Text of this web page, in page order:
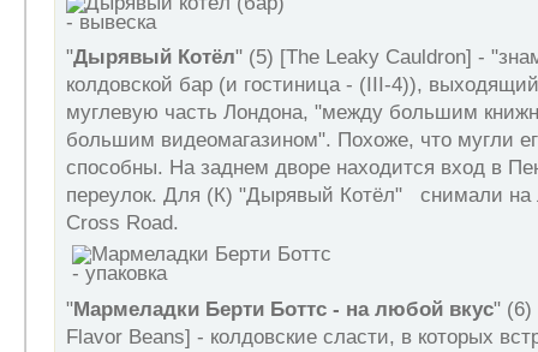
"Дырявый Котёл" (5) [The Leaky Cauldron] -
колдовской бар (и гостиница - (III-4)),
муглевую часть Лондона, "между большим
большим видеомагазином". Похоже, что мугли
способны. На заднем дворе находится вход в
переулок. Для (К) "Дырявый Котёл" снимали на
Cross Road.
"Мармеладки Берти Боттс - на любой вкус" (6)
Flavor Beans] - колдовские сласти, в которых